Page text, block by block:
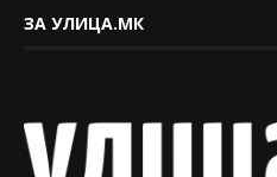
ЗА УЛИЦА.МК